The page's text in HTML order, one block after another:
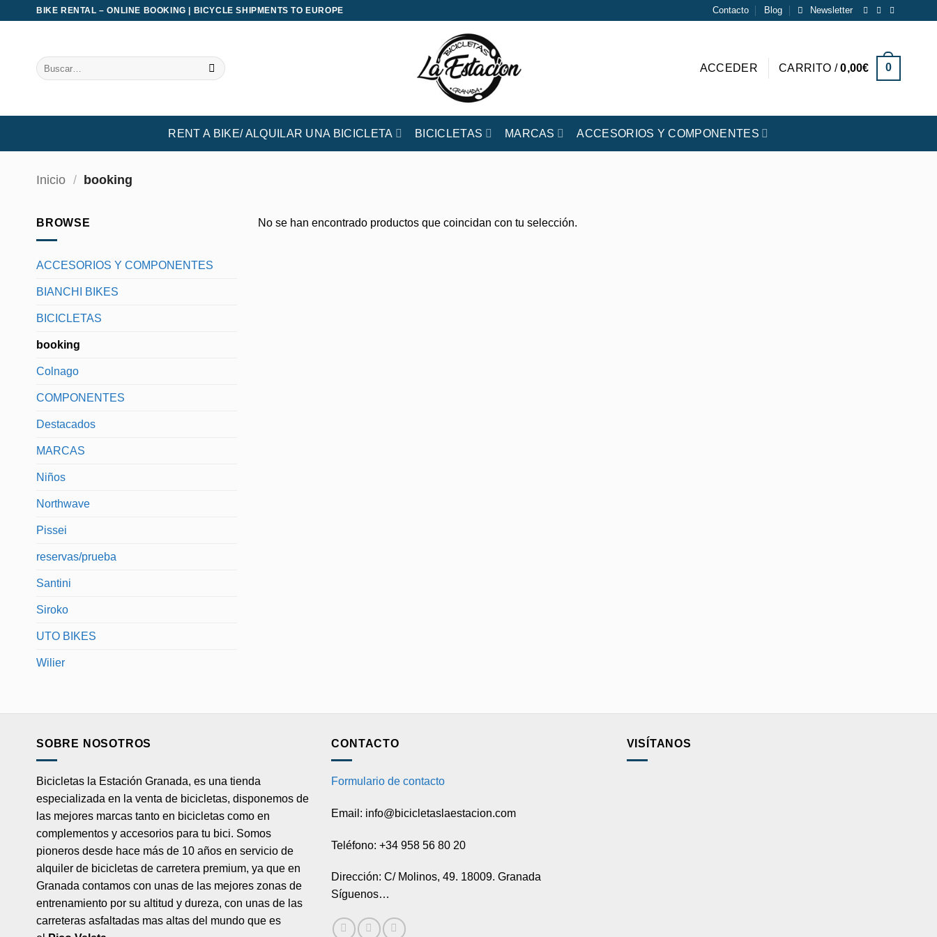
BIKE RENTAL – ONLINE BOOKING | BICYCLE SHIPMENTS TO EUROPE Contacto Blog Newsletter
Buscar
por:
ACCEDER CARRITO /0,00€ 0
RENT A BIKE/ ALQUILAR UNA BICICLETA BICICLETAS MARCAS ACCESORIOS Y COMPONENTES
Inicio / booking
BROWSE
ACCESORIOS Y COMPONENTES
BIANCHI BIKES
BICICLETAS
booking
Colnago
COMPONENTES
Destacados
MARCAS
Niños
Northwave
Pissei
reservas/prueba
Santini
Siroko
UTO BIKES
Wilier
No se han encontrado productos que coincidan con tu selección.
SOBRE NOSOTROS
Bicicletas la Estación Granada, es una tienda
especializada en la venta de bicicletas, disponemos de
las mejores marcas tanto en bicicletas como en
complementos y accesorios para tu bici. Somos
pioneros desde hace más de 10 años en servicio de
alquiler de bicicletas de carretera premium, ya que en
Granada contamos con unas de las mejores zonas de
entrenamiento por su altitud y dureza, con unas de las
carreteras asfaltadas mas altas del mundo que es
CONTACTO
Formulario de contacto
Email: info@bicicletaslaestacion.com
Teléfono: +34 958 56 80 20
Dirección: C/ Molinos, 49. 18009. Granada
Síguenos…
VISÍTANOS